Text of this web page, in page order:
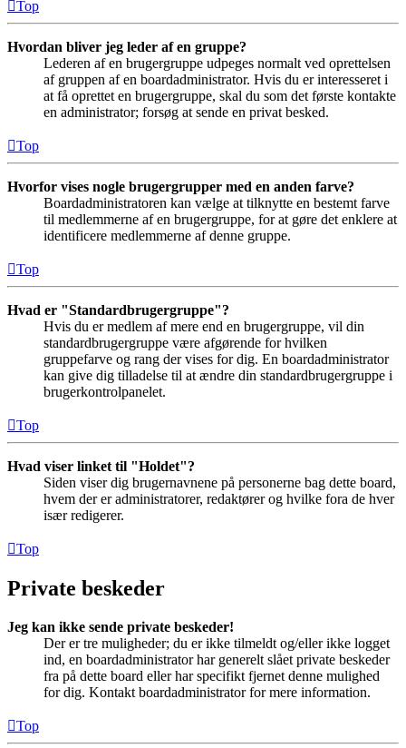
Top
Hvordan bliver jeg leder af en gruppe?
Lederen af en brugergruppe udpeges normalt ved oprettelsen
af gruppen af en boardadministrator. Hvis du er interesseret i
at få oprettet en brugergruppe, skal du som det første kontakte
en administrator; forsøg at sende en privat besked.
Top
Hvorfor vises nogle brugergrupper med en anden farve?
Boardadministratoren kan vælge at tilknytte en bestemt farve
til medlemmerne af en brugergruppe, for at gøre det enklere at
identificere medlemmerne af denne gruppe.
Top
Hvad er "Standardbrugergruppe"?
Hvis du er medlem af mere end en brugergruppe, vil din
standardbrugergruppe være afgørende for hvilken
gruppefarve og rang der vises for dig. En boardadministrator
kan give dig tilladelse til at ændre din standardbrugergruppe i
brugerkontrolpanelet.
Top
Hvad viser linket til "Holdet"?
Siden viser dig brugernavnene på personerne bag dette board,
hvem der er administratorer, redaktører og hvilke fora de hver
især redigerer.
Top
Private beskeder
Jeg kan ikke sende private beskeder!
Der er tre muligheder; du er ikke tilmeldt og/eller ikke logget
ind, en boardadministrator har generelt slået private beskeder
fra på dette board eller har specifikt fjernet denne mulighed
for dig. Kontakt boardadministrator for mere information.
Top